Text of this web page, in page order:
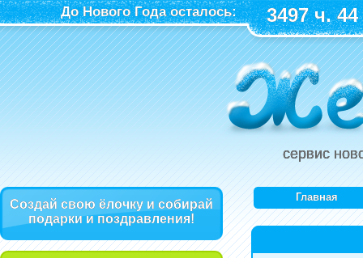
До Нового Года осталось: 3497 ч.
сервис
Создай свою ёлочку и собирай
подарки и поздравления!
Главная